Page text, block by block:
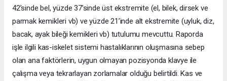
42’sinde bel, yüzde 37’sinde üst ekstremite (el, bilek, dirsek ve
parmak kemikleri vb) ve yüzde 21’inde alt ekstremite (uyluk, diz,
bacak, ayak bileği kemikleri vb) tutulumu mevcuttu. Raporda
işle ilgili kas-iskelet sistemi hastalıklarının oluşmasına sebep
olan ana faktörlerin, uygun olmayan pozisyonda klavye ile
çalışma veya tekrarlayan zorlamalar olduğu belirtildi. Kas ve